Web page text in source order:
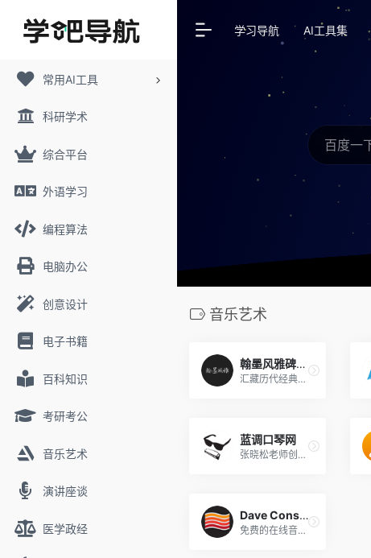
常用AI工具
科研学术
综合平台
外语学习
编程算法
电脑办公
创意设计
电子书籍
百科知识
考研考公
音乐艺术
演讲座谈
医学政经
学习导航 AI工具集
音乐艺术
翰墨风雅碑帖网
汇藏历代经典碑帖，书法学习必备网站
蓝调口琴网
张晓松老师创办的蓝调口琴网
Dave Conservatoire
免费的在线音乐学习平台